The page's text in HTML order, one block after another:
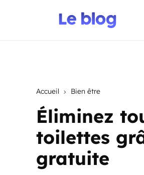
Accueil Bien être
Éliminez
toilettes
gratuite